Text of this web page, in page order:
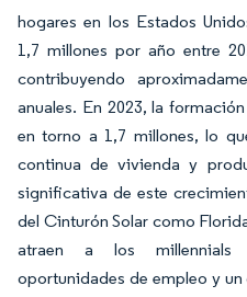
hogares en los Estados
1,7 millones por año entre
contribuyendo
anuales. En 2023, la
en torno a 1,7 millones, lo
continua de vivienda y
significativa de este
del Cinturón Solar como
atraen a los millennials
oportunidades de empleo y